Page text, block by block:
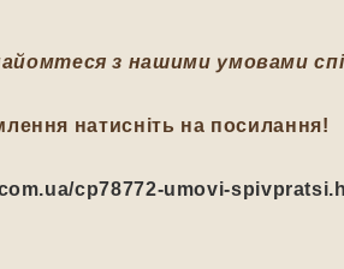
з нашими умовами
натисніть на посилання!
cp78772-umovi-